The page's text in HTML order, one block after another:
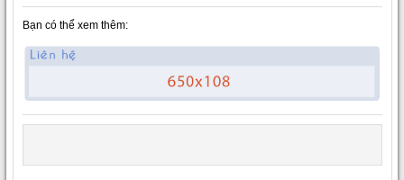
Bạn có thể xem thêm: